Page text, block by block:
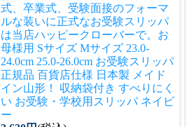
式、卒業式、受験面接のフォーマ
ルな装いに正式なお受験スリッパ
は当店ハッピークローバーで。 お
母様用 Sサイズ Mサイズ 23.0-
24.0cm 25.0-26.0cm お受験スリッパ
正規品 百貨店仕様 日本製 メイド
イン山形！ 収納袋付き すべりにく
い お受験・学校用スリッパ ネイビ
ー